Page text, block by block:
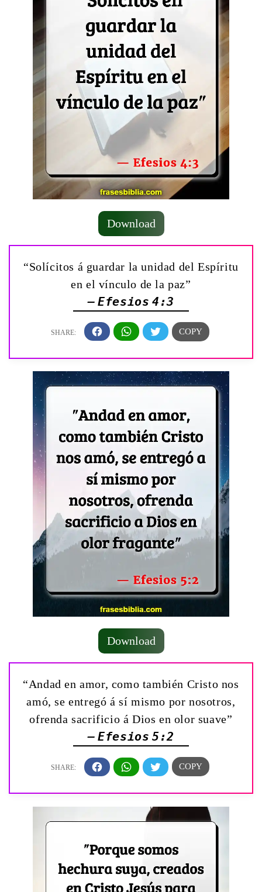
Download
“Solícitos á guardar la unidad del Espíritu
en el vínculo de la paz”
— Efesios 4:3
Download
“Andad en amor, como también Cristo nos
amó, se entregó á sí mismo por nosotros,
ofrenda sacrificio á Dios en olor suave”
— Efesios 5:2